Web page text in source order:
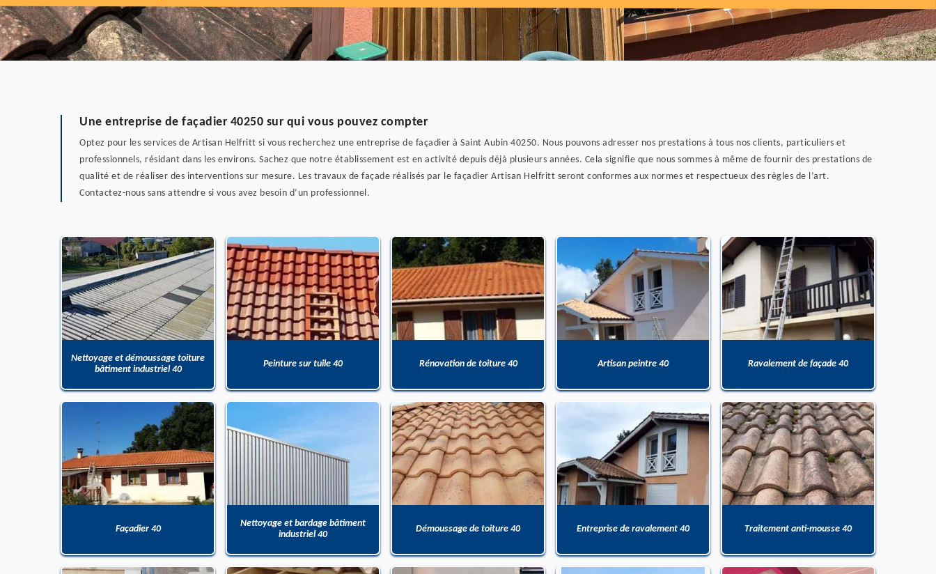
Une entreprise de façadier 40250 sur qui vous pouvez compter
Optez pour les services de Artisan Helfritt si vous recherchez une entreprise de façadier à Saint Aubin 40250. Nous pouvons adresser nos prestations à tous nos clients, particuliers et
professionnels, résidant dans les environs. Sachez que notre établissement est en activité depuis déjà plusieurs années. Cela signifie que nous sommes à même de fournir des prestations de
qualité et de réaliser des interventions sur mesure. Les travaux de façade réalisés par le façadier Artisan Helfritt seront conformes aux normes et respectueux des règles de l’art.
Contactez-nous sans attendre si vous avez besoin d’un professionnel.
Nettoyage et démoussage toiture
bâtiment industriel 40
Peinture sur tuile 40 Rénovation de toiture 40 Artisan peintre 40 Ravalement de façade 40
Façadier 40
Nettoyage et bardage bâtiment
industriel 40
Démoussage de toiture 40 Entreprise de ravalement 40 Traitement anti-mousse 40